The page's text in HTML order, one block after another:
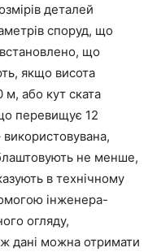
деталей
споруд, що
що
якщо висота
або кут ската
перевищує 12
не менше,
в технічному
інженера-
огляду,
дані можна отримати